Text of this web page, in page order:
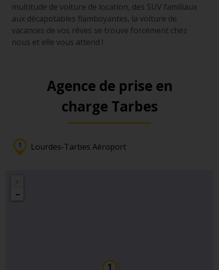
multitude de voiture de location, des SUV familiaux
aux décapotables flamboyantes, la voiture de
vacances de vos rêves se trouve forcément chez
nous et elle vous attend !
Agence de prise en
charge Tarbes
Lourdes-Tarbes Aéroport
−